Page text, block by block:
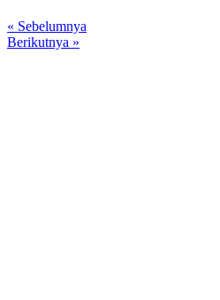
« Sebelumnya
Berikutnya »